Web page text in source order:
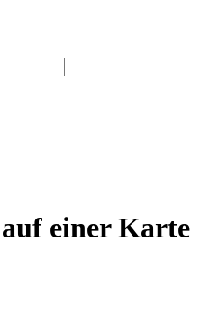
auf einer Karte